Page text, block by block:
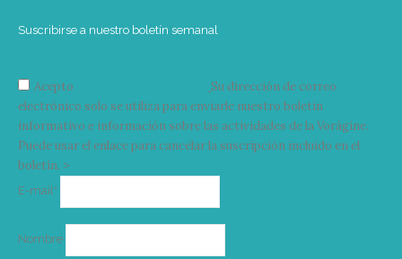
Suscribirse a nuestro boletín semanal
Acepto
Su dirección de correo
electrónico solo se utiliza para enviarle nuestro boletín
informativo e información sobre las actividades de la Vorágine.
Puede usar el enlace para cancelar la suscripción incluido en el
boletín. >
E-mail*
Nombre